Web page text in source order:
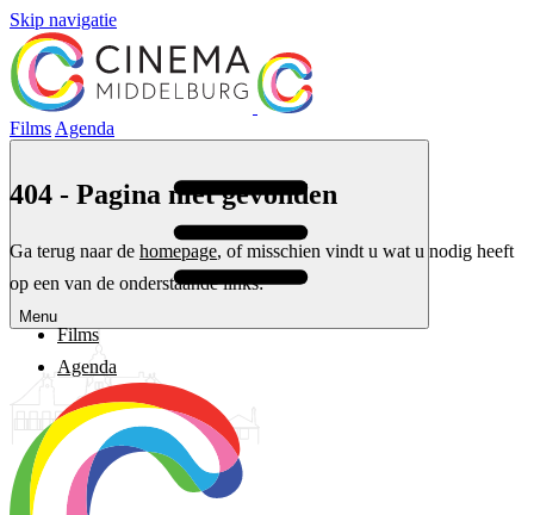
Skip navigatie
Films Agenda
Menu
404 - Pagina niet gevonden
Ga terug naar de homepage, of misschien vindt u wat u nodig heeft
op een van de onderstaande links:
Films
Agenda